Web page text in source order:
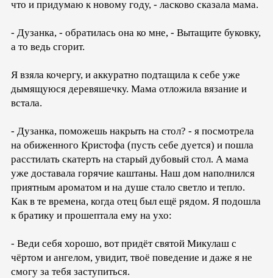
что и придумаю к новому году, - ласково сказала мама.
- Дузанка, - обратилась она ко мне, - Вытащите буковку,
а то ведь сгорит.
Я взяла кочергу, и аккуратно подтащила к себе уже
дымящуюся деревяшечку. Мама отложила вязание и
встала.
- Дузанка, поможешь накрыть на стол? - я посмотрела
на обиженного Кристофа (пусть себе дуется) и пошла
расстилать скатерть на старый дубовый стол. А мама
уже доставала горячие каштаны. Наш дом наполнился
приятным ароматом и на душе стало светло и тепло.
Как в те времена, когда отец был ещё рядом. Я подошла
к братику и прошептала ему на ухо:
- Веди себя хорошо, вот придёт святой Микулаш с
чёртом и ангелом, увидит, твоё поведение и даже я не
смогу за тебя заступиться.